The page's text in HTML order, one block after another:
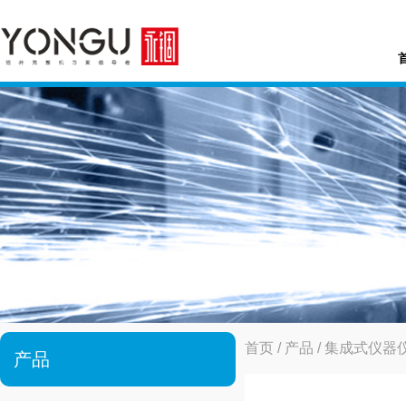
产品
首页 / 产品 /集成式仪器